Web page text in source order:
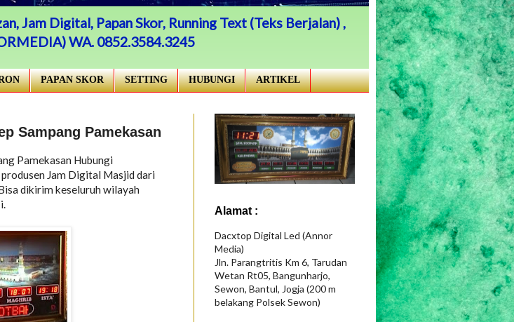
Jam Digital, Papan Skor, Running Text (Teks Berjalan) ,
WA. 0852.3584.3245
PAPAN SKOR SETTING HUBUNGI ARTIKEL
Sampang Pamekasan
Pamekasan Hubungi
Jam Digital Masjid dari
dikirim keseluruh wilayah
Alamat :
Dacxtop Digital Led (Annor
Media)
Jln. Parangtritis Km 6, Tarudan
Wetan Rt05, Bangunharjo,
Sewon, Bantul, Jogja (200 m
belakang Polsek Sewon)